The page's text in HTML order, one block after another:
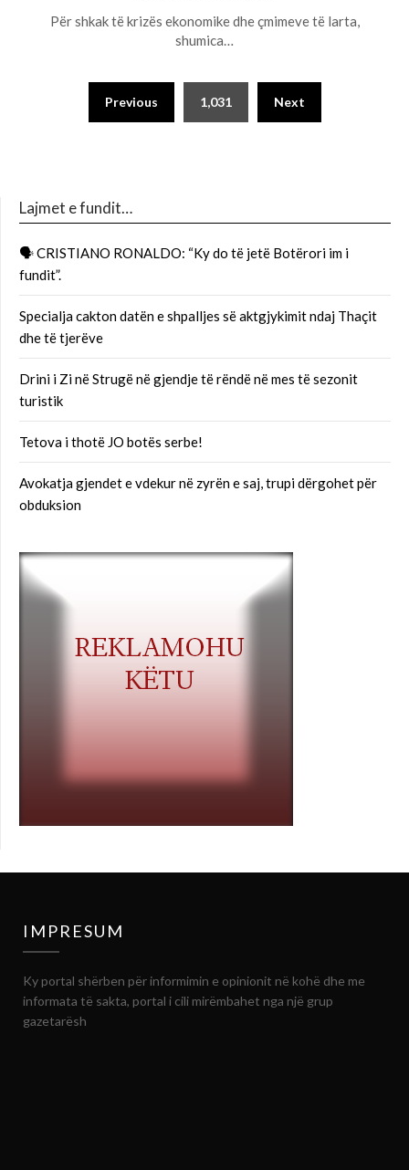
Për shkak të krizës ekonomike dhe çmimeve të larta,
shumica…
Previous 1,031 Next
Lajmet e fundit…
🗣 CRISTIANO RONALDO: “Ky do të jetë Botërori im i
fundit”.
Specialja cakton datën e shpalljes së aktgjykimit ndaj Thaçit
dhe të tjerëve
Drini i Zi në Strugë në gjendje të rëndë në mes të sezonit
turistik
Tetova i thotë JO botës serbe!
Avokatja gjendet e vdekur në zyrën e saj, trupi dërgohet për
obduksion
IMPRESUM
Ky portal shërben për informimin e opinionit në kohë dhe me
informata të sakta, portal i cili mirëmbahet nga një grup
gazetarësh